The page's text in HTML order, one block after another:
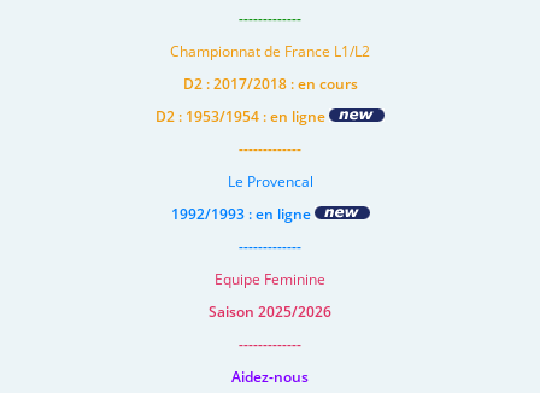
-------------
Championnat de France L1/L2
D2 : 2017/2018 : en cours
D2 : 1953/1954 : en ligne
-------------
Le Provencal
1992/1993 : en ligne
-------------
Equipe Feminine
Saison 2025/2026
-------------
Aidez-nous